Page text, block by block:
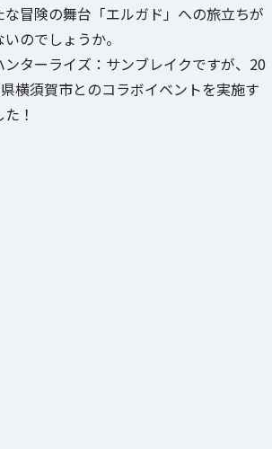
冒険の舞台「エルガド」への旅立ちが
のでしょうか。
ターライズ：サンブレイクですが、20
横須賀市とのコラボイベントを実施す
！